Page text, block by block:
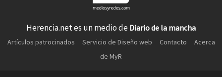
Herencia.net es un medio de Diario de la mancha
Artículos patrocinados Servicio de Diseño web Contacto
Acerca
de MyR